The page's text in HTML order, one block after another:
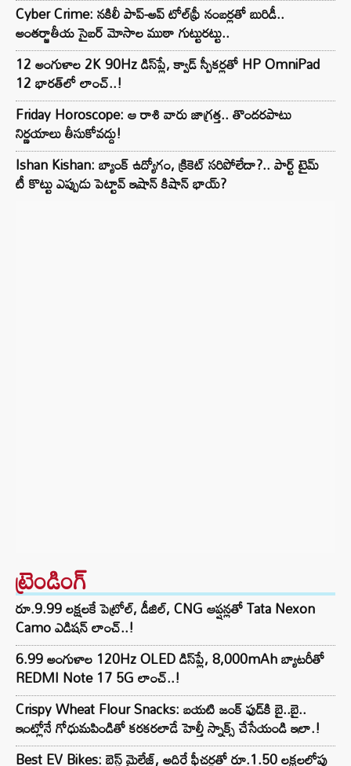
Cyber Crime: నకిలీ పాప్-అప్ టోల్‌ఫ్రీ నంబర్లతో బురిడీ..
అంతర్జాతీయ సైబర్ మోసాల ముఠా గుట్టురట్టు..
12 అంగుళాల 2K 90Hz డిస్‌ప్లే, క్వాడ్ స్పీకర్లతో HP OmniPad
12 భారత్‌లో లాంచ్..!
Friday Horoscope: ఆ రాశి వారు జాగ్రత్త.. తొందరపాటు
నిర్ణయాలు తీసుకోవద్దు!
Ishan Kishan: బ్యాంక్ ఉద్యోగం, క్రికెట్ సరిపోలేదా?.. పార్ట్ టైమ్
టీ కొట్టు ఎప్పుడు పెట్టావ్ ఇషాన్ కిషాన్ భాయ్‌?
ట్రెండింగ్‌
రూ.9.99 లక్షలకే పెట్రోల్, డీజిల్, CNG ఆప్షన్లతో Tata Nexon
Camo ఎడిషన్ లాంచ్..!
6.99 అంగుళాల 120Hz OLED డిస్‌ప్లే, 8,000mAh బ్యాటరీతో
REDMI Note 17 5G లాంచ్..!
Crispy Wheat Flour Snacks: బయటి జంక్ ఫుడ్‌కి బై..బై..
ఇంట్లోనే గోధుమపిండితో కరకరలాడే హెల్తీ స్నాక్స్ చేసేయండి ఇలా.!
Best EV Bikes: బెస్ట్ మైలేజ్, అదిరే ఫీచర్లతో రూ.1.50 లక్షలలోపు